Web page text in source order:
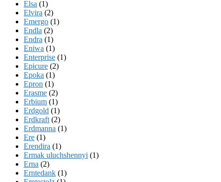
Elsa (1)
Elvira (2)
Emergo (1)
Endla (2)
Endra (1)
Eniwa (1)
Enterprise (1)
Epicure (2)
Epoka (1)
Epron (1)
Erasme (2)
Erbium (1)
Erdgold (1)
Erdkraft (2)
Erdmanna (1)
Ere (1)
Erendira (1)
Ermak uluchshennyi (1)
Erna (2)
Erntedank (1)